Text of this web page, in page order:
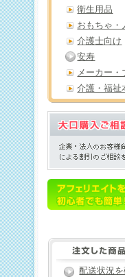
衛生用品
おもちゃ・
介護士向け
安寿
メーカー・
介護・福祉
配送状況